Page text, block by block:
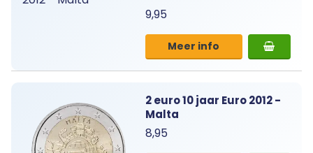
9,95
Meer info
2 euro 10 jaar Euro 2012 -
Malta
8,95